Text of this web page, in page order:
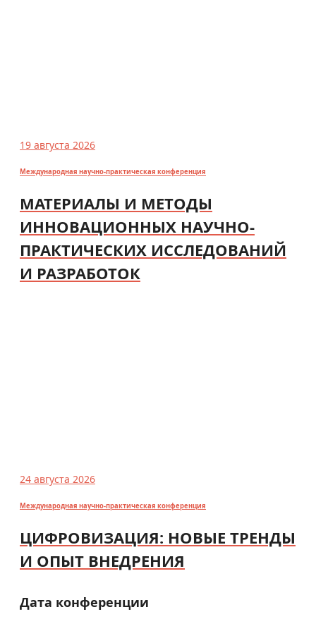
19 августа 2026
Международная научно-практическая конференция
МАТЕРИАЛЫ И МЕТОДЫ
ИННОВАЦИОННЫХ НАУЧНО-
ПРАКТИЧЕСКИХ ИССЛЕДОВАНИЙ
И РАЗРАБОТОК
24 августа 2026
Международная научно-практическая конференция
ЦИФРОВИЗАЦИЯ: НОВЫЕ ТРЕНДЫ
И ОПЫТ ВНЕДРЕНИЯ
Дата конференции